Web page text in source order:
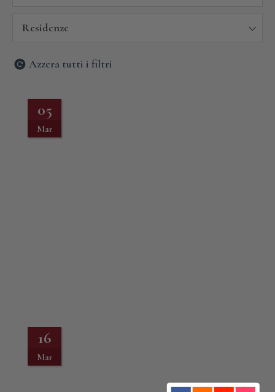
Residenze
Azzera tutti i filtri
05
Mar
16
Mar